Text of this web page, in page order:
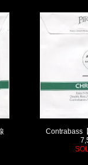
Contrabass